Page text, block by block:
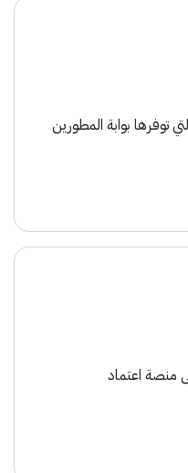
توفرها بوابة المطورين
منصة اعتماد